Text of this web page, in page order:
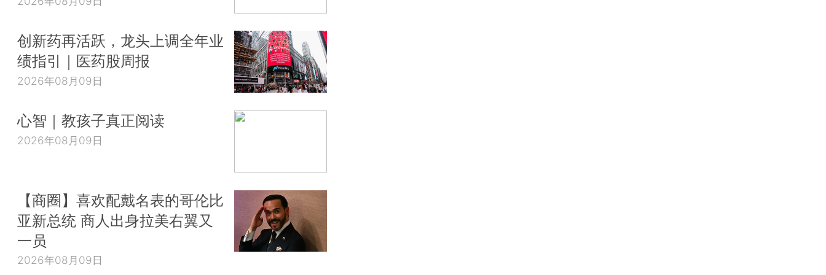
创新药再活跃，龙头上调全年业
绩指引｜医药股周报
2026年08月09日
心智｜教孩子真正阅读
2026年08月09日
【商圈】喜欢配戴名表的哥伦比
亚新总统 商人出身拉美右翼又
一员
2026年08月09日